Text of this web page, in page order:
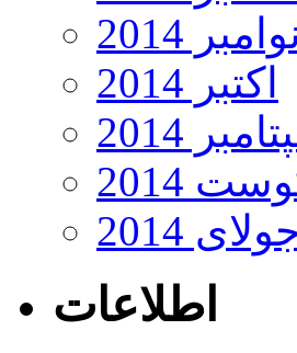
نوامبر 2014
اکتبر 2014
2014
2014
2014
اطلاعات